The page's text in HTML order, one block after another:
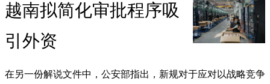
越南拟简化审批程序吸
引外资
在另一份解说文件中，公安部指出，新规对于应对以战略竞争